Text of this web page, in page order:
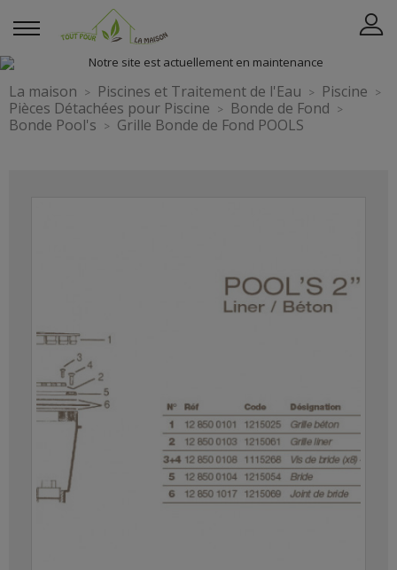
La maison Piscines et Traitement de l'Eau
Piscine
Pièces Détachées pour Piscine
Bonde de Fond
Bonde Pool's
Grille Bonde de Fond POOLS